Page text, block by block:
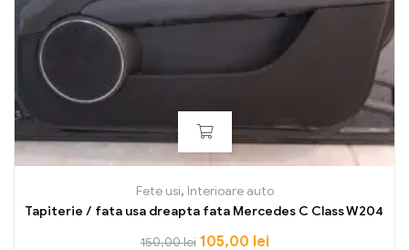
Fete usi, Interioare auto
Tapiterie / fata usa dreapta fata Mercedes C Class W204
150,00lei 105,00 lei